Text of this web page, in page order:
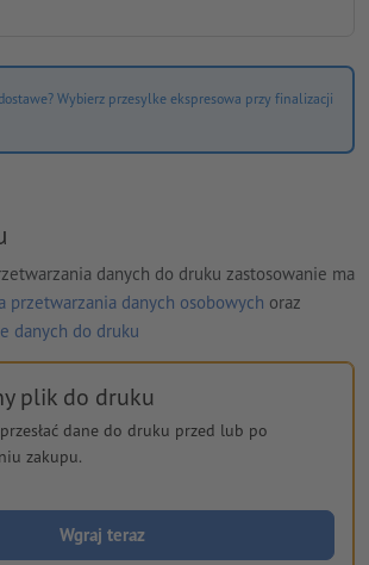
Wybierz przesylke ekspresowa przy finalizacji
danych do druku zastosowanie ma
przetwarzania danych osobowych oraz
danych do druku
plik do druku
dane do druku przed lub po
zakupu.
Wgraj teraz